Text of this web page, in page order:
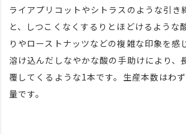
ライアプリコットやシトラスのような引き
と、しつこくなくするりとほどけるような
りやローストナッツなどの複雑な印象を感
溶け込んだしなやかな酸の手助けにより、
覆してくるような1本です。生産本数はわ
量です。